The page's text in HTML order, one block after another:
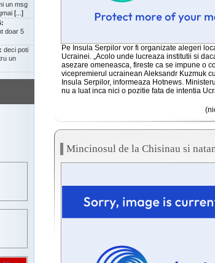
un msg
[...]
doar 5
deci poti
un
Pe Insula Serpilor vor fi organizate alegeri
Ucrainei. „Acolo unde lucreaza institutii si
asezare omeneasca, fireste ca se impune o
vicepremierul ucrainean Aleksandr Kuzmuk
Insula Serpilor, informeaza Hotnews.
nu a luat inca nici o pozitie fata de intentia
Mincinosul de la Chisinau si